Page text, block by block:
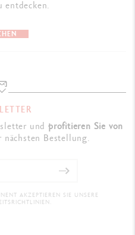
entdecken.
undprofitieren Sie von
Bestellung.
AKZEPTIEREN SIE UNSERE